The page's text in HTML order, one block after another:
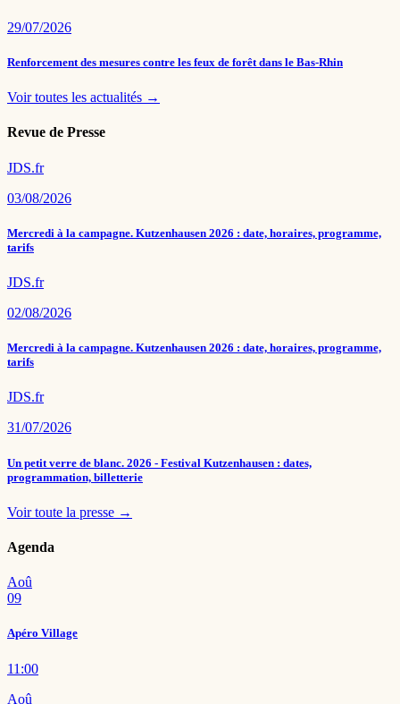
29/07/2026
Renforcement des mesures contre les feux de forêt dans le Bas-Rhin
Voir toutes les actualités →
Revue de Presse
JDS.fr
03/08/2026
Mercredi à la campagne. Kutzenhausen 2026 : date, horaires, programme,
tarifs
JDS.fr
02/08/2026
Mercredi à la campagne. Kutzenhausen 2026 : date, horaires, programme,
tarifs
JDS.fr
31/07/2026
Un petit verre de blanc. 2026 - Festival Kutzenhausen : dates,
programmation, billetterie
Voir toute la presse →
Agenda
Aoû
09
Apéro Village
11:00
Aoû